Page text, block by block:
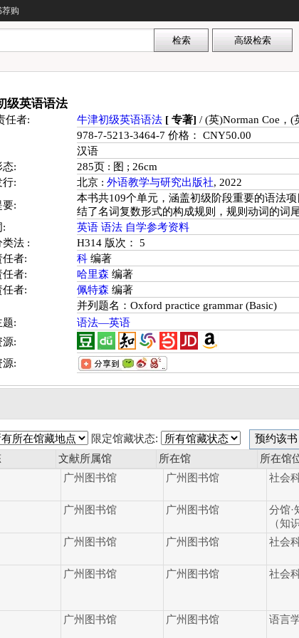
荐购
级英语语法
任者: 牛津初级英语语法 [ 专著] / (英)Norman Coe，(
978-7-5213-3464-7 价格： CNY50.00
汉语
态:
285页 : 图 ; 26cm
行:
北京 : 外语教学与研究出版社, 2022
要:
本书共109个单元，涵盖初级阶段重要的语法
结了名词复数形式的构成规则，规则动词的词
:
英语 语法 自学参考资料
类法 :
H314 版次： 5
任者:
科 编著
任者:
哈里森 编著
任者:
佩特森 编著
并列题名：Oxford practice grammar (Basic)
题:
语法—英语
源:
源:
限定馆藏状态:
文献所属馆 所在馆 所在馆
广州图书馆 广州图书馆 社会
广州图书馆 广州图书馆
分馆·
（知
广州图书馆 广州图书馆 社会
广州图书馆 广州图书馆 社会
广州图书馆 广州图书馆 语言